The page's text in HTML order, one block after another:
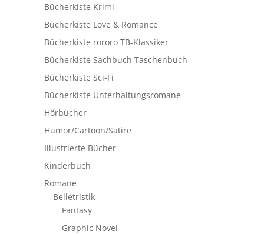
Bücherkiste Krimi
Bücherkiste Love & Romance
Bücherkiste rororo TB-Klassiker
Bücherkiste Sachbuch Taschenbuch
Bücherkiste Sci-Fi
Bücherkiste Unterhaltungsromane
Hörbücher
Humor/Cartoon/Satire
Illustrierte Bücher
Kinderbuch
Romane
Belletristik
Fantasy
Graphic Novel